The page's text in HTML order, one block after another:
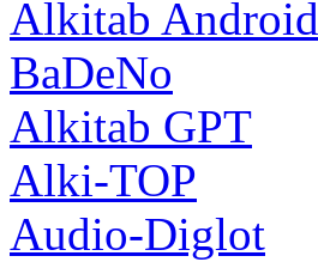
Alkitab Android
BaDeNo
Alkitab GPT
Alki-TOP
Audio-Diglot